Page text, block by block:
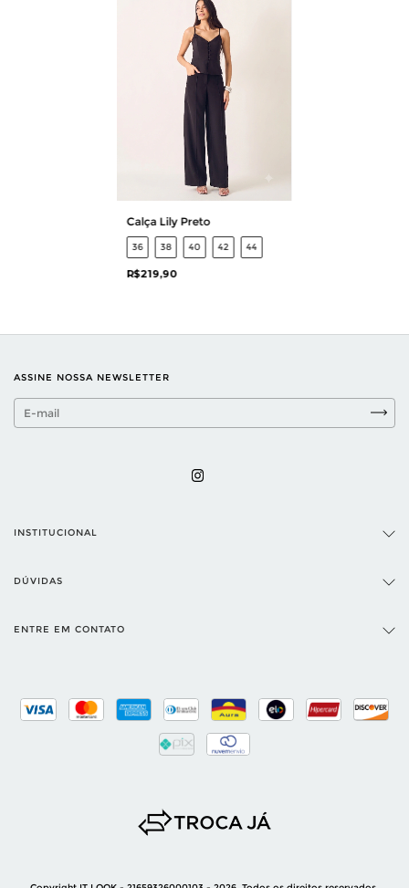
Calça Lily Preto
36 38 40 42 44
R$219,90
ASSINE NOSSA NEWSLETTER
INSTITUCIONAL
DÚVIDAS
ENTRE EM CONTATO